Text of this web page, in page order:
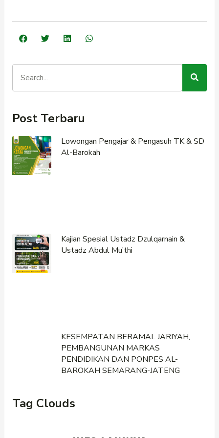
Post Terbaru
Lowongan Pengajar & Pengasuh TK & SD
Al-Barokah
Kajian Spesial Ustadz Dzulqarnain &
Ustadz Abdul Mu’thi
KESEMPATAN BERAMAL JARIYAH,
PEMBANGUNAN MARKAS
PENDIDIKAN DAN PONPES AL-
BAROKAH SEMARANG-JATENG
Tag Clouds